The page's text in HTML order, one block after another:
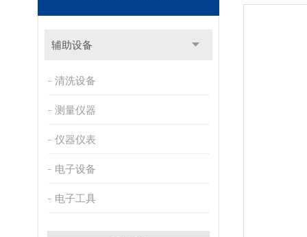
辅助设备
清洗设备
测量仪器
仪器仪表
电子设备
电子工具